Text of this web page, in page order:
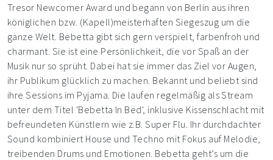
Tresor Newcomer Award und begann von Berlin aus ihren
königlichen bzw. (Kapell)meisterhaften Siegeszug um die
ganze Welt. Bebetta gibt sich gern verspielt, farbenfroh und
charmant. Sie ist eine Persönlichkeit, die vor Spaß an der
Musik nur so sprüht. Dabei hat sie immer das Ziel vor Augen,
ihr Publikum glücklich zu machen. Bekannt und beliebt sind
ihre Sessions im Pyjama. Die laufen regelmäßig als Stream
unter dem Titel 'Bebetta In Bed', inklusive Kissenschlacht mit
befreundeten Künstlern wie z.B. Super Flu. Ihr durchdachter
Sound kombiniert House und Techno mit Fokus auf Melodie,
treibenden Drums und Emotionen. Bebetta geht’s um die